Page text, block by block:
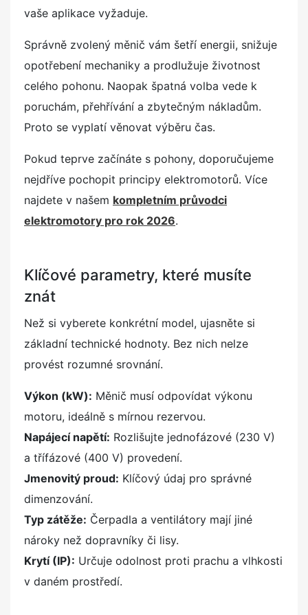
vaše aplikace vyžaduje.
Správně zvolený měnič vám šetří energii, snižuje
opotřebení mechaniky a prodlužuje životnost
celého pohonu. Naopak špatná volba vede k
poruchám, přehřívání a zbytečným nákladům.
Proto se vyplatí věnovat výběru čas.
Pokud teprve začínáte s pohony, doporučujeme
nejdříve pochopit principy elektromotorů. Více
najdete v našem kompletním průvodci
elektromotory pro rok 2026.
Klíčové parametry, které musíte
znát
Než si vyberete konkrétní model, ujasněte si
základní technické hodnoty. Bez nich nelze
provést rozumné srovnání.
Výkon (kW): Měnič musí odpovídat výkonu
motoru, ideálně s mírnou rezervou.
Napájecí napětí: Rozlišujte jednofázové (230 V)
a třífázové (400 V) provedení.
Jmenovitý proud: Klíčový údaj pro správné
dimenzování.
Typ zátěže: Čerpadla a ventilátory mají jiné
nároky než dopravníky či lisy.
Krytí (IP): Určuje odolnost proti prachu a vlhkosti
v daném prostředí.